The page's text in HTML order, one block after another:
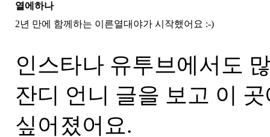
열에하나
2년 만에 함께하는 이른열대야가 시작했어요 :-)
인스타나 유투브에서도
잔디 언니 글을 보고 이
싶어졌어요.